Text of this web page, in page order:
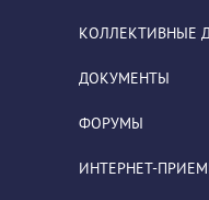
КОЛЛЕКТИВНЫЕ
ДОКУМЕНТЫ
ФОРУМЫ
ИНТЕРНЕТ-